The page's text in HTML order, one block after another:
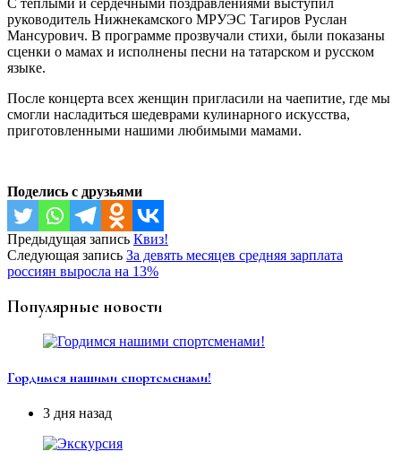
С теплыми и сердечными поздравлениями выступил
руководитель Нижнекамского МРУЭС Тагиров Руслан
Мансурович. В программе прозвучали стихи, были показаны
сценки о мамах и исполнены песни на татарском и русском
языке.
После концерта всех женщин пригласили на чаепитие, где мы
смогли насладиться шедеврами кулинарного искусства,
приготовленными нашими любимыми мамами.
Поделись с друзьями
Предыдущая запись Квиз!
Следующая запись За девять месяцев средняя зарплата
россиян выросла на 13%
Популярные новости
Гордимся нашими спортсменами!
3 дня назад